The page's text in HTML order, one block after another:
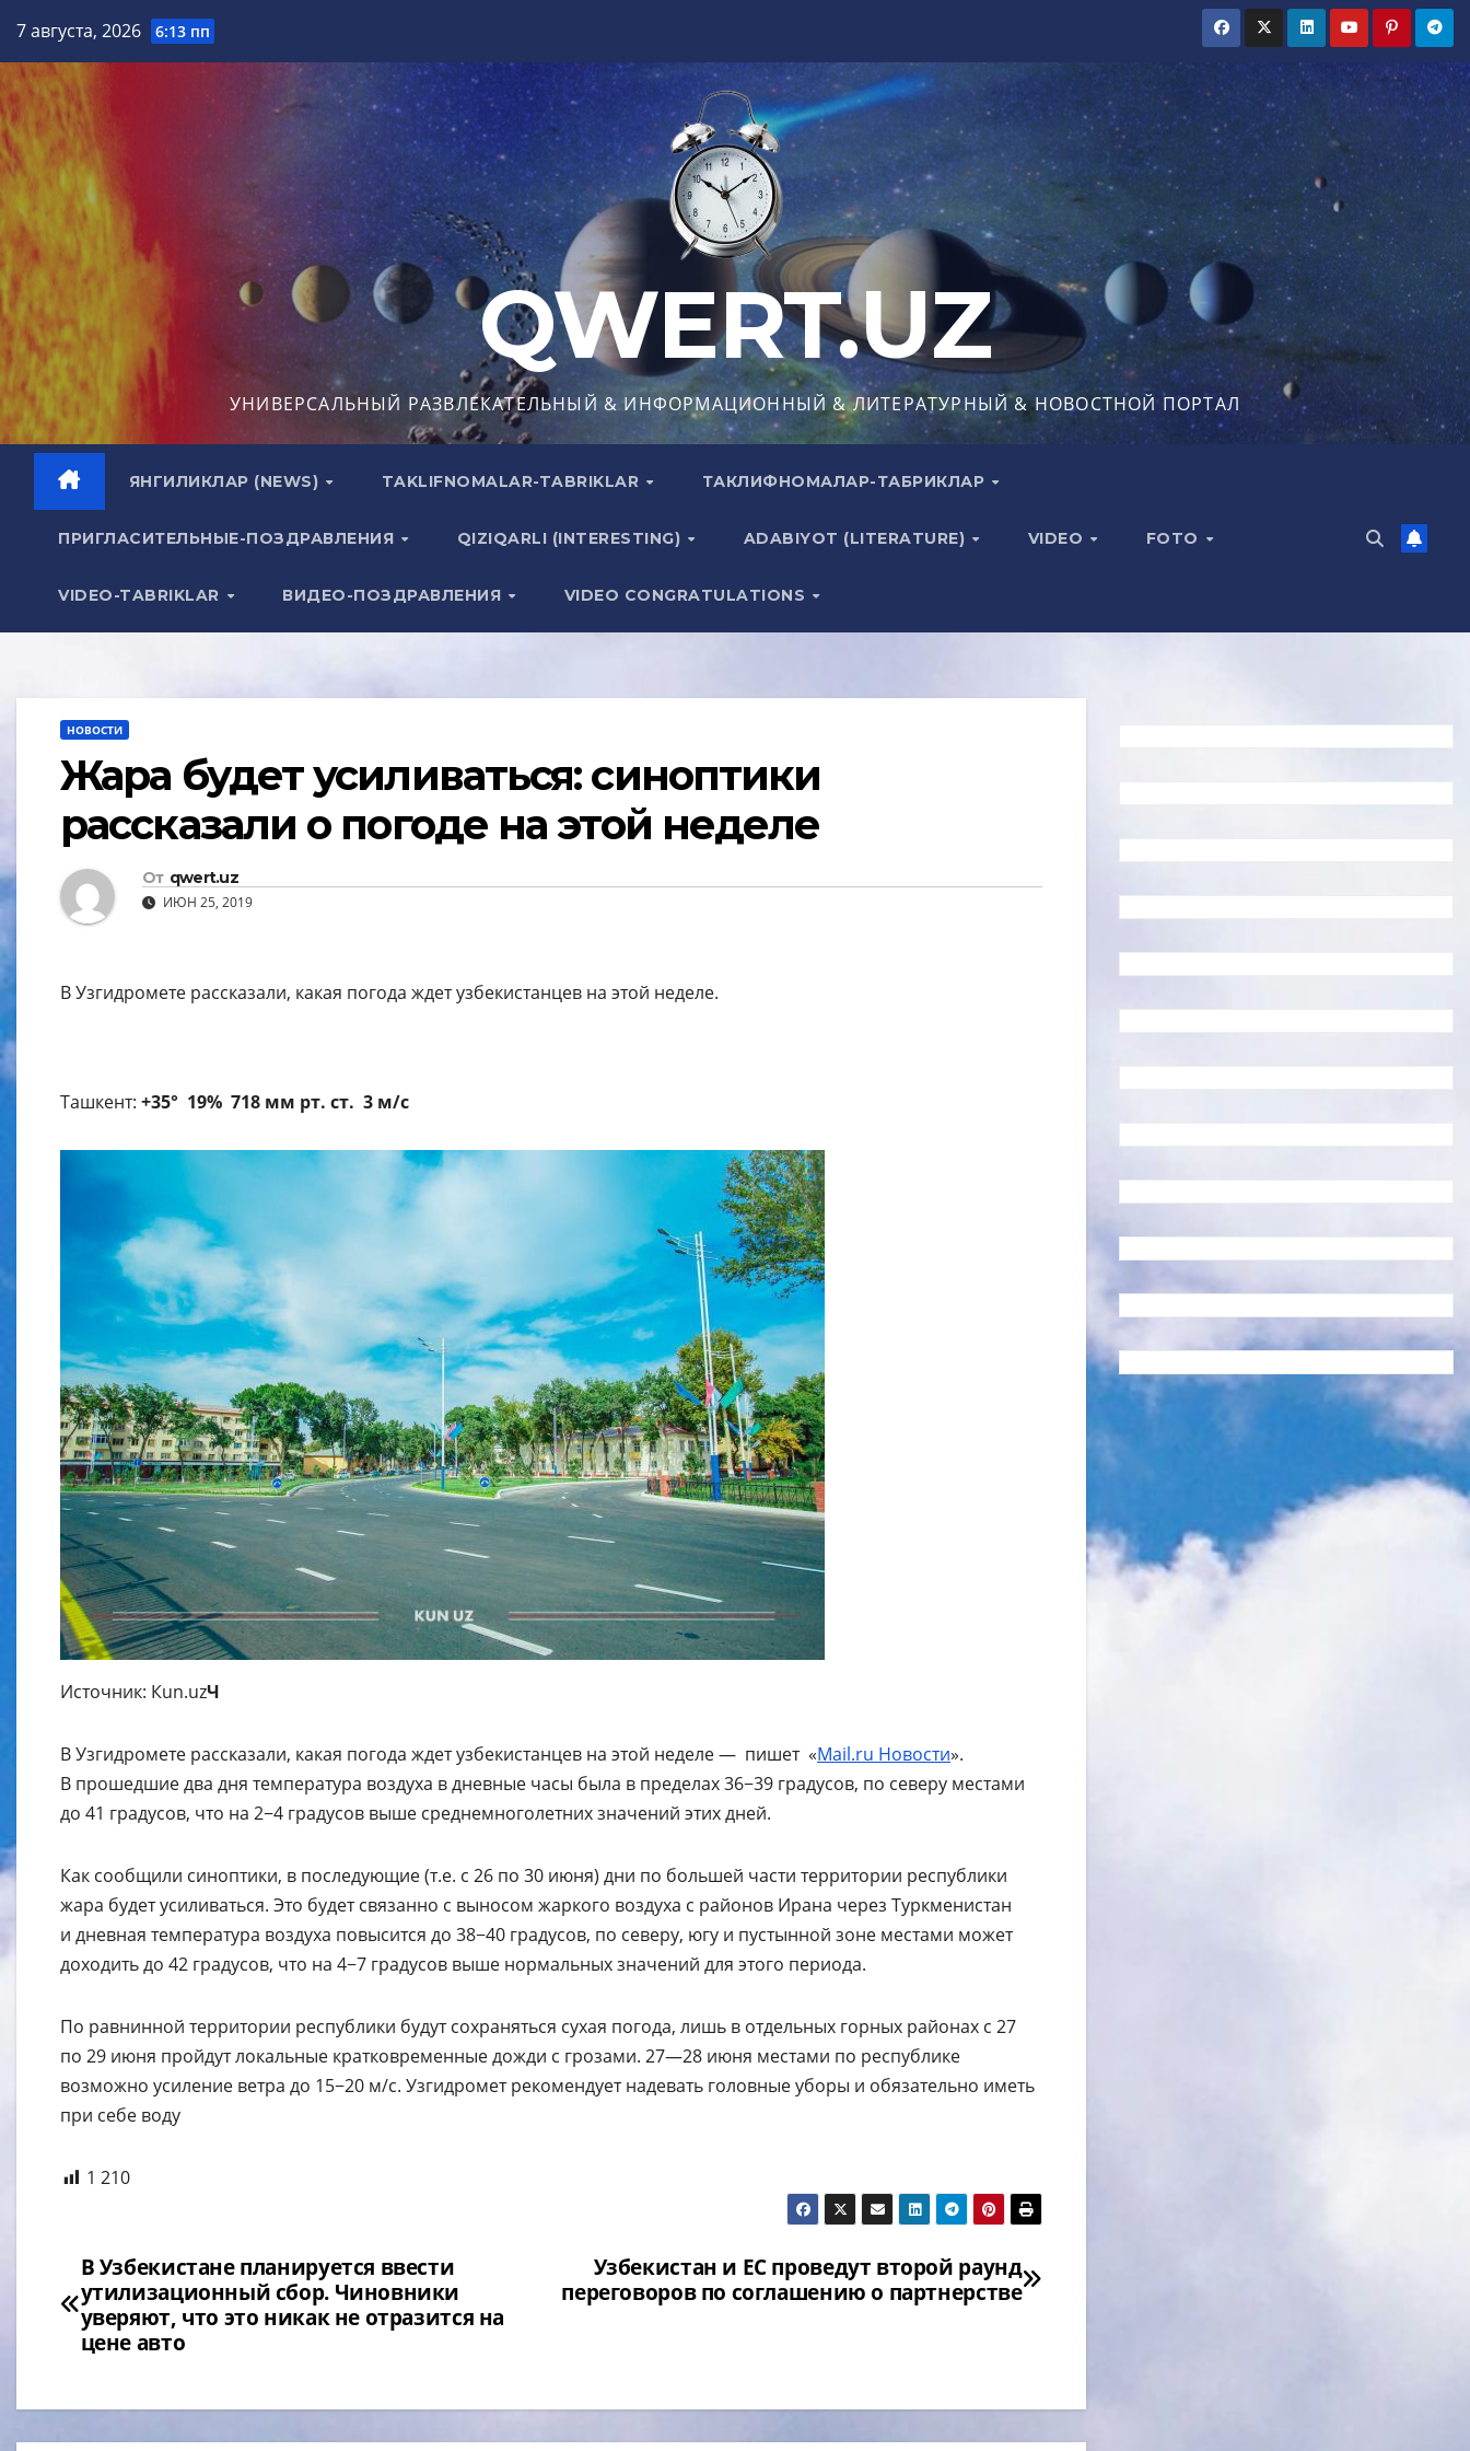
содержимому
7 августа, 2026 6:13 пп
QWERT.UZ
УНИВЕРСАЛЬНЫЙ РАЗВЛЕКАТЕЛЬНЫЙ & ИНФОРМАЦИОННЫЙ & ЛИТЕРАТУРНЫЙ & НОВОСТНОЙ ПОРТАЛ
ЯНГИЛИКЛАР (NEWS) TAKLIFNOMALAR-TABRIKLAR ТАКЛИФНОМАЛАР-ТАБРИКЛАР
ПРИГЛАСИТЕЛЬНЫЕ-ПОЗДРАВЛЕНИЯ QIZIQARLI (INTERESTING) ADABIYOT (LITERATURE) VIDEO FOTO
VIDEO-TABRIKLAR ВИДЕО-ПОЗДРАВЛЕНИЯ VIDEO CONGRATULATIONS
НОВОСТИ
Жара будет усиливаться: синоптики
рассказали о погоде на этой неделе
От qwert.uz
ИЮН 25, 2019
В Узгидромете рассказали, какая погода ждет узбекистанцев на этой неделе.
Ташкент: +35° 19% 718 мм рт. ст. 3 м/с
Источник: Кun.uzЧ
В Узгидромете рассказали, какая погода ждет узбекистанцев на этой неделе — пишет «Mail.ru Новости».
В прошедшие два дня температура воздуха в дневные часы была в пределах 36−39 градусов, по северу местами
до 41 градусов, что на 2−4 градусов выше среднемноголетних значений этих дней.
Как сообщили синоптики, в последующие (т.е. с 26 по 30 июня) дни по большей части территории республики
жара будет усиливаться. Это будет связанно с выносом жаркого воздуха с районов Ирана через Туркменистан
и дневная температура воздуха повысится до 38−40 градусов, по северу, югу и пустынной зоне местами может
доходить до 42 градусов, что на 4−7 градусов выше нормальных значений для этого периода.
По равнинной территории республики будут сохраняться сухая погода, лишь в отдельных горных районах с 27
по 29 июня пройдут локальные кратковременные дожди с грозами. 27—28 июня местами по республике
возможно усиление ветра до 15−20 м/с. Узгидромет рекомендует надевать головные уборы и обязательно иметь
при себе воду
1 210
Навигация
по
записям
Узбекистан и ЕС проведут второй раунд
переговоров по соглашению о партнерстве
В Узбекистане планируется ввести
утилизационный сбор. Чиновники
уверяют, что это никак не отразится на
цене авто